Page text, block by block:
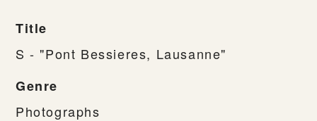
Title
S - "Pont Bessieres, Lausanne"
Genre
Photographs